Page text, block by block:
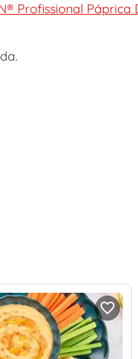
Profissional Páprica